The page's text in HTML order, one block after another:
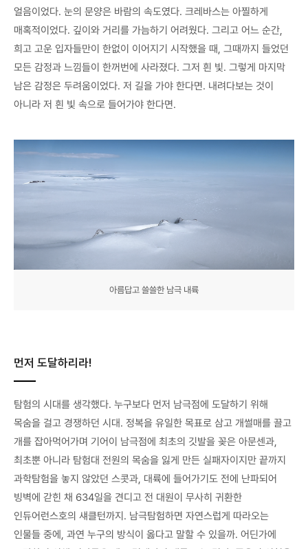
얼음이었다. 눈의 문양은 바람의 속도였다. 크레바스는 아찔하게
매혹적이었다. 깊이와 거리를 가늠하기 어려웠다. 그리고 어느 순간,
희고 고운 입자들만이 한없이 이어지기 시작했을 때, 그때까지 들었던
모든 감정과 느낌들이 한꺼번에 사라졌다. 그저 흰 빛. 그렇게 마지막
남은 감정은 두려움이었다. 저 길을 가야 한다면. 내려다보는 것이
아니라 저 흰 빛 속으로 들어가야 한다면.
아름답고 쓸쓸한 남극 내륙
먼저 도달하리라!
탐험의 시대를 생각했다. 누구보다 먼저 남극점에 도달하기 위해
목숨을 걸고 경쟁하던 시대. 정복을 유일한 목표로 삼고 개썰매를 끌고
개를 잡아먹어가며 기어이 남극점에 최초의 깃발을 꽂은 아문센과,
최초뿐 아니라 탐험대 전원의 목숨을 잃게 만든 실패자이지만 끝까지
과학탐험을 놓지 않았던 스콧과, 대륙에 들어가기도 전에 난파되어
빙벽에 갇힌 채 634일을 견디고 전 대원이 무사히 귀환한
인듀어런스호의 섀클턴까지. 남극탐험하면 자연스럽게 따라오는
인물들 중에, 과연 누구의 방식이 옳다고 말할 수 있을까. 어딘가에